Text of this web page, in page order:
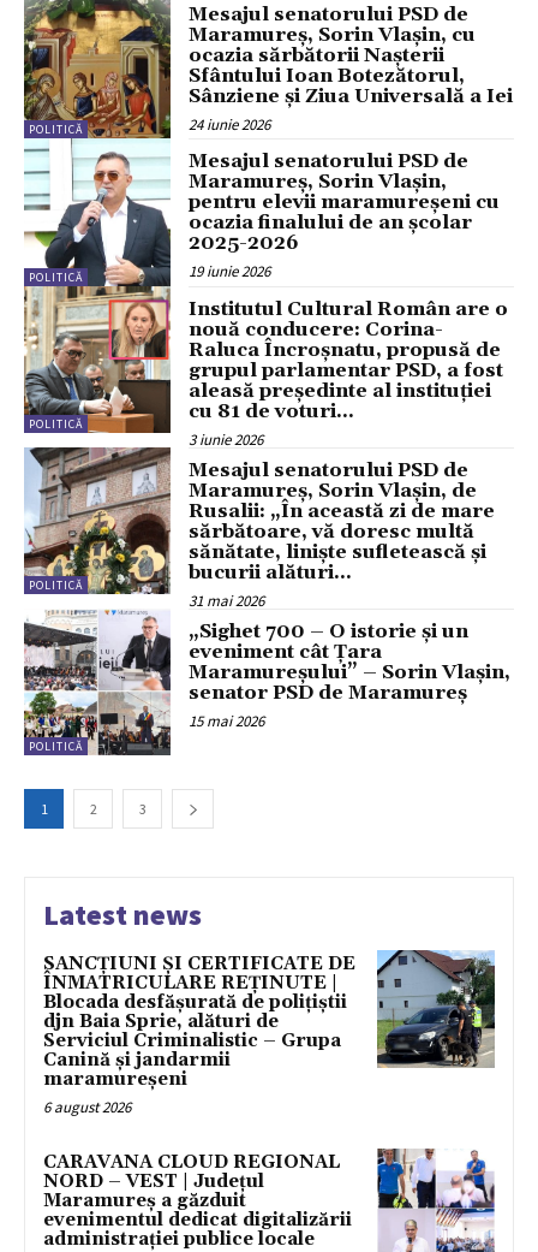
POLITICĂ
Mesajul senatorului PSD de
Maramureș, Sorin Vlașin, cu
ocazia sărbătorii Nașterii
Sfântului Ioan Botezătorul,
Sânziene și Ziua Universală a Iei
24 iunie 2026
POLITICĂ
Mesajul senatorului PSD de
Maramureș, Sorin Vlașin,
pentru elevii maramureșeni cu
ocazia finalului de an școlar
2025-2026
19 iunie 2026
POLITICĂ
Institutul Cultural Român are o
nouă conducere: Corina-
Raluca Încroșnatu, propusă de
grupul parlamentar PSD, a fost
aleasă președinte al instituției
cu 81 de voturi...
3 iunie 2026
POLITICĂ
Mesajul senatorului PSD de
Maramureș, Sorin Vlașin, de
Rusalii: „În această zi de mare
sărbătoare, vă doresc multă
sănătate, liniște sufletească şi
bucurii alături...
31 mai 2026
POLITICĂ
„Sighet 700 – O istorie și un
eveniment cât Țara
Maramureșului” – Sorin Vlașin,
senator PSD de Maramureș
15 mai 2026
1 2 3
Latest news
SANCȚIUNI ȘI CERTIFICATE DE
ÎNMATRICULARE REȚINUTE |
Blocada desfășurată de polițiștii
djn Baia Sprie, alături de
Serviciul Criminalistic – Grupa
Canină și jandarmii
maramureșeni
6 august 2026
CARAVANA CLOUD REGIONAL
NORD – VEST | Județul
Maramureș a găzduit
evenimentul dedicat digitalizării
administrației publice locale